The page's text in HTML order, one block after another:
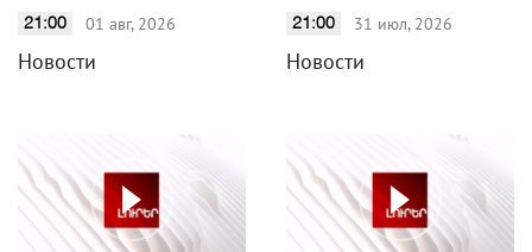
21:00 01 авг, 2026
Новости
21:00 31 июл, 2026
Новости